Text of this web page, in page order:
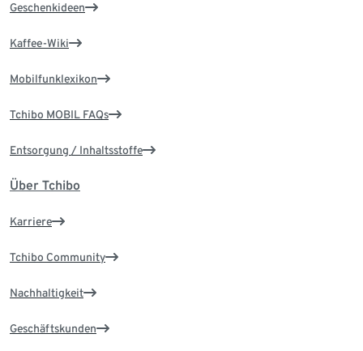
Geschenkideen
Kaffee-Wiki
Mobilfunklexikon
Tchibo MOBIL FAQs
Entsorgung / Inhaltsstoffe
Über Tchibo
Karriere
Tchibo Community
Nachhaltigkeit
Geschäftskunden